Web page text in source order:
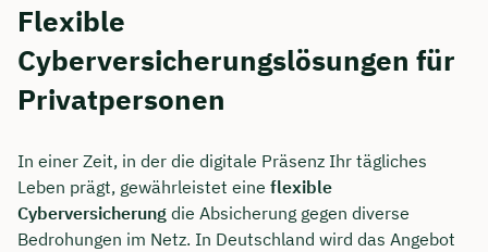
Flexible
Cyberversicherungslösungen für
Privatpersonen
In einer Zeit, in der die digitale Präsenz Ihr tägliches
Leben prägt, gewährleistet eine flexible
Cyberversicherung die Absicherung gegen diverse
Bedrohungen im Netz. In Deutschland wird das Angebot